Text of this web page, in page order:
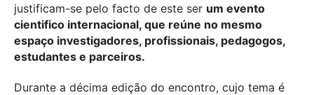
justificam-se pelo facto de este ser um evento
cientifico internacional, que reúne no mesmo
espaço investigadores, profissionais, pedagogos,
estudantes e parceiros.
Durante a décima edição do encontro, cujo tema é